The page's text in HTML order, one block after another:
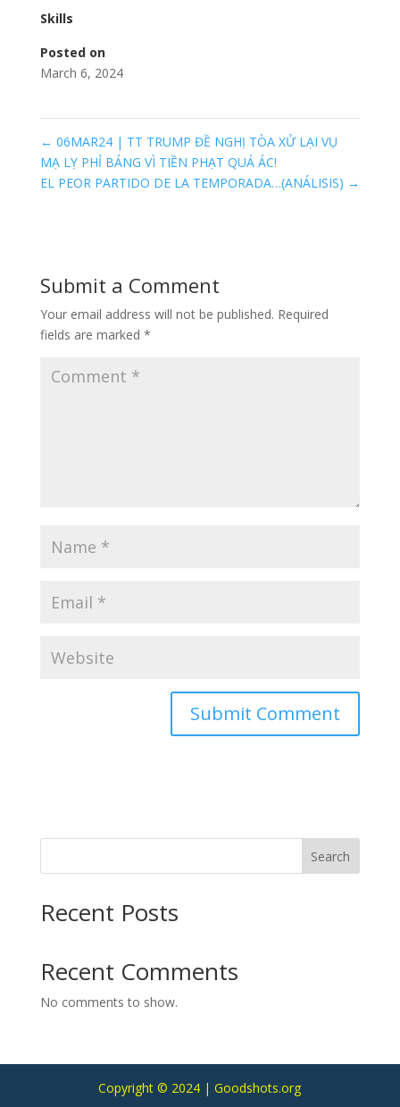
Skills
Posted on
March 6, 2024
← 06MAR24 | TT TRUMP ĐỀ NGHỊ TÒA XỬ LẠI VỤ
MẠ LỴ PHỈ BÁNG VÌ TIỀN PHẠT QUÁ ÁC!
EL PEOR PARTIDO DE LA TEMPORADA…(ANÁLISIS) →
Submit a Comment
Your email address will not be published. Required
fields are marked *
Search
Recent Posts
Recent Comments
No comments to show.
Copyright © 2024 | Goodshots.org